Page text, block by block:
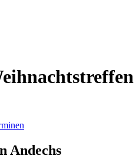
Andechs